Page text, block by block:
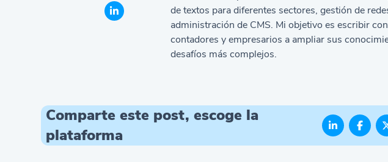
de textos para diferentes sectores, gestión de
administración de CMS. Mi objetivo es escribir
contadores y empresarios a ampliar sus
desafíos más complejos.
Comparte este post, escoge la
plataforma